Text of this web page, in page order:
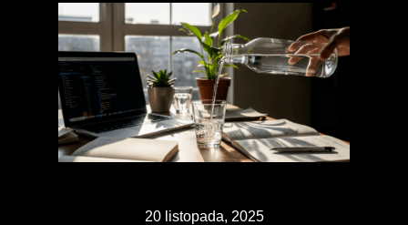
20 listopada, 2025